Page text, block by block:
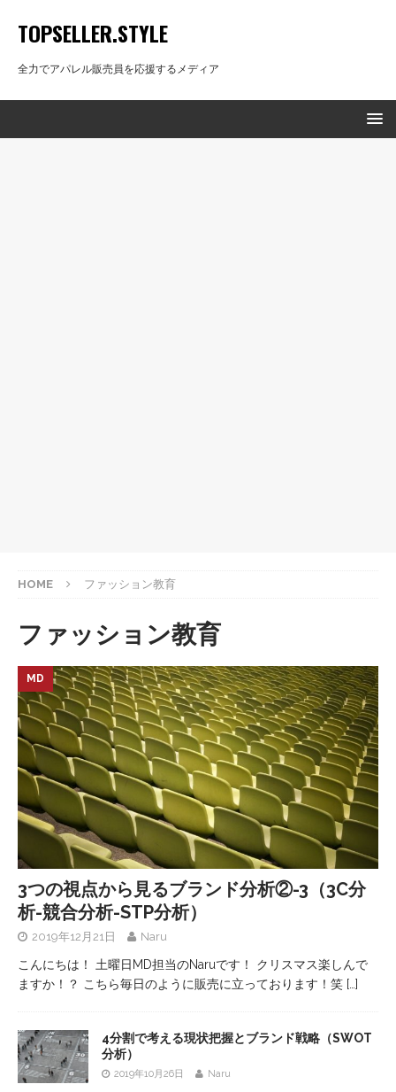
TOPSELLER.STYLE
全力でアパレル販売員を応援するメディア
HOME ファッション教育
ファッション教育
MD
3つの視点から見るブランド分析②-3（3C分
析-競合分析-STP分析）
2019年12月21日 Naru
こんにちは！ 土曜日MD担当のNaruです！ クリスマス楽しんで
ますか！？ こちら毎日のように販売に立っております！笑 […]
4分割で考える現状把握とブランド戦略（SWOT
分析）
2019年10月26日 Naru